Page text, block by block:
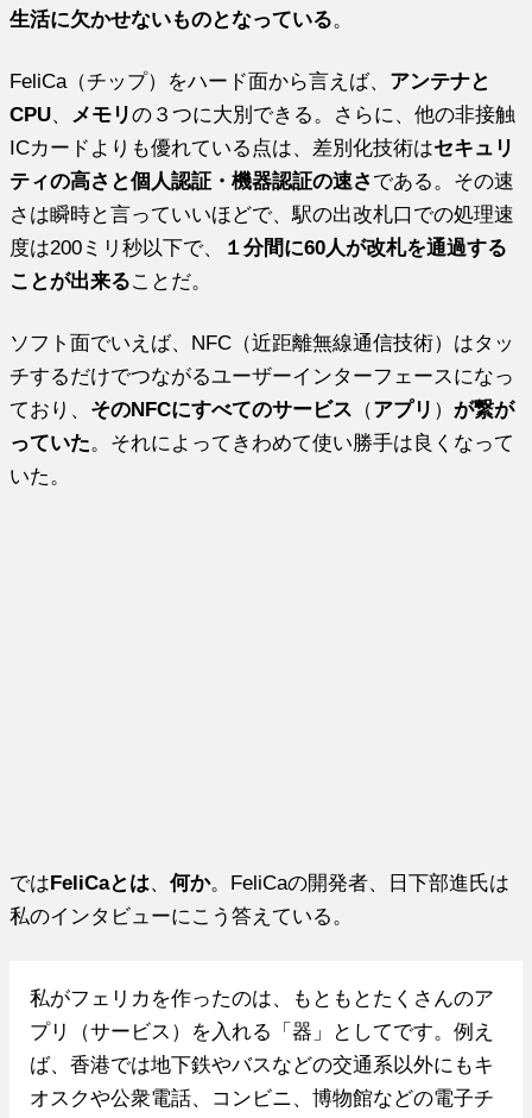
生活に欠かせないものとなっている。
FeliCa（チップ）をハード面から言えば、 アンテナと
CPU、 メモリの３つに大別できる。さらに、他の非接触
ICカードよりも優れている点は、差別化技術はセキュリ
ティの高さと個人認証・機器認証の速さである。その速
さは瞬時と言っていいほどで、駅の出改札口での処理速
度は200ミリ秒以下で、
１分間に60人が改札を通過する
ことが出来ることだ。
ソフト面でいえば、NFC（近距離無線通信技術）はタッ
チするだけでつながるユーザーインターフェースになっ
ており、 そのNFCにすべてのサービス （アプリ ）が繋が
っていた。それによってきわめて使い勝手は良くなって
いた。
では FeliCaとは、何か。FeliCaの開発者、日下部進氏は
私のインタビューにこう答えている。
私がフェリカを作ったのは、もともとたくさんのア
プリ（サービス）を入れる「器」としてです。例え
ば、香港では地下鉄やバスなどの交通系以外にもキ
オスクや公衆電話、コンビニ、博物館などの電子チ